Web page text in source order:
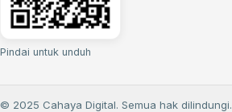
Pindai untuk unduh
© 2025 Cahaya Digital. Semua hak dilindungi.